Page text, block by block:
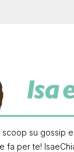
scoop su gossip
fa per te!